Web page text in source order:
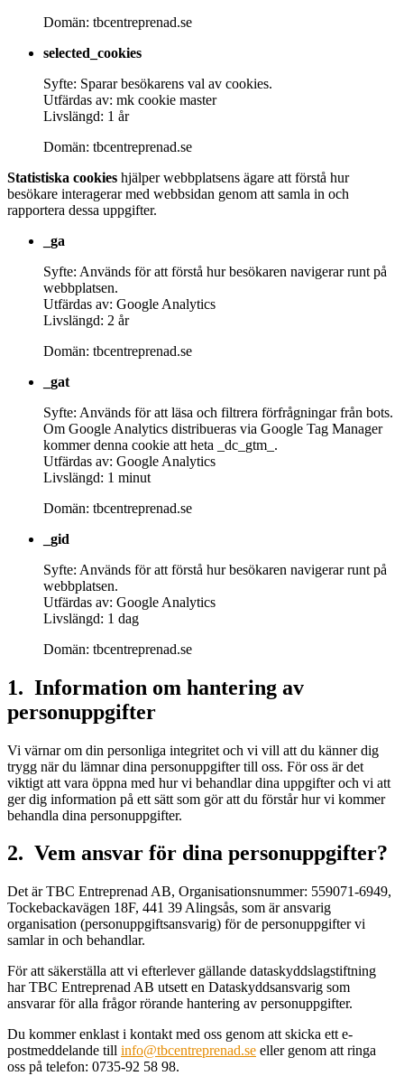
Domän: tbcentreprenad.se
selected_cookies
Syfte: Sparar besökarens val av cookies.
Utfärdas av: mk cookie master
Livslängd: 1 år
Domän: tbcentreprenad.se
Statistiska cookies hjälper webbplatsens ägare att förstå hur
besökare interagerar med webbsidan genom att samla in och
rapportera dessa uppgifter.
_ga
Syfte: Används för att förstå hur besökaren navigerar runt på
webbplatsen.
Utfärdas av: Google Analytics
Livslängd: 2 år
Domän: tbcentreprenad.se
_gat
Syfte: Används för att läsa och filtrera förfrågningar från bots.
Om Google Analytics distribueras via Google Tag Manager
kommer denna cookie att heta _dc_gtm_.
Utfärdas av: Google Analytics
Livslängd: 1 minut
Domän: tbcentreprenad.se
_gid
Syfte: Används för att förstå hur besökaren navigerar runt på
webbplatsen.
Utfärdas av: Google Analytics
Livslängd: 1 dag
Domän: tbcentreprenad.se
1. Information om hantering av
personuppgifter
Vi värnar om din personliga integritet och vi vill att du känner dig
trygg när du lämnar dina personuppgifter till oss. För oss är det
viktigt att vara öppna med hur vi behandlar dina uppgifter och vi att
ger dig information på ett sätt som gör att du förstår hur vi kommer
behandla dina personuppgifter.
2. Vem ansvar för dina personuppgifter?
Det är TBC Entreprenad AB, Organisationsnummer: 559071-6949,
Tockebackavägen 18F, 441 39 Alingsås, som är ansvarig
organisation (personuppgiftsansvarig) för de personuppgifter vi
samlar in och behandlar.
För att säkerställa att vi efterlever gällande dataskyddslagstiftning
har TBC Entreprenad AB utsett en Dataskyddsansvarig som
ansvarar för alla frågor rörande hantering av personuppgifter.
Du kommer enklast i kontakt med oss genom att skicka ett e-
postmeddelande till info@tbcentreprenad.se eller genom att ringa
oss på telefon: 0735-92 58 98.